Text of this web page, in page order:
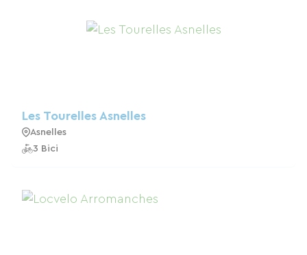
Les Tourelles Asnelles
Asnelles
3 Bici